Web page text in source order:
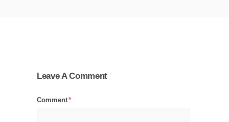
Leave A Comment
Comment*